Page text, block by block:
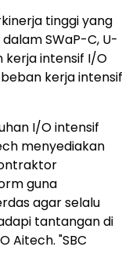
tinggi yang
SWaP-C, U-
kerja intensif I/O
kerja intensif
I/O intensif
menyediakan
guna
agar selalu
tantangan di
Aitech. "SBC